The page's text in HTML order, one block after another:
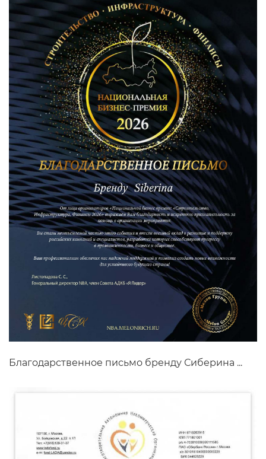
Благодарственное письмо бренду Сиберина ...